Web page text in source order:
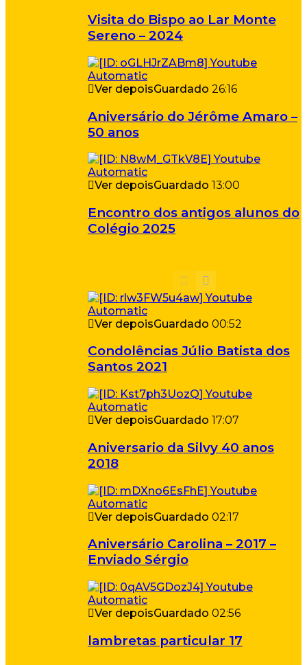
Visita do Bispo ao Lar Monte
Sereno – 2024
Ver depoisGuardado 26:16
Aniversário do Jérôme Amaro –
50 anos
Ver depoisGuardado 13:00
Encontro dos antigos alunos do
Colégio 2025
Ver depoisGuardado 00:52
Condolências Júlio Batista dos
Santos 2021
Ver depoisGuardado 17:07
Aniversario da Silvy 40 anos
2018
Ver depoisGuardado 02:17
Aniversário Carolina – 2017 –
Enviado Sérgio
Ver depoisGuardado 02:56
lambretas particular 17